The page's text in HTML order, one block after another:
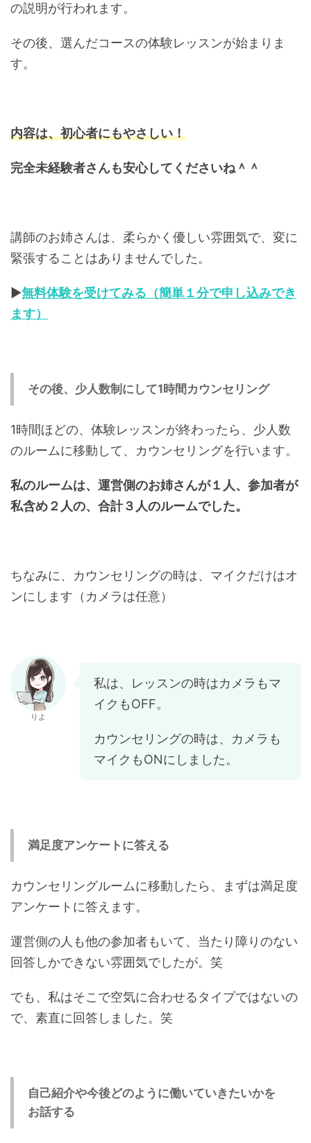
の説明が行われます。
その後、選んだコースの体験レッスンが始まりま
す。
内容は、初心者にもやさしい！
完全未経験者さんも安心してくださいね＾＾
講師のお姉さんは、柔らかく優しい雰囲気で、変に
緊張することはありませんでした。
▶︎無料体験を受けてみる（簡単１分で申し込みでき
ます）
その後、少人数制にして1時間カウンセリング
1時間ほどの、体験レッスンが終わったら、少人数
のルームに移動して、カウンセリングを行います。
私のルームは、運営側のお姉さんが１人、参加者が
私含め２人の、合計３人のルームでした。
ちなみに、カウンセリングの時は、マイクだけはオ
ンにします（カメラは任意）
りよ
私は、レッスンの時はカメラもマ
イクもOFF。
カウンセリングの時は、カメラも
マイクもONにしました。
満足度アンケートに答える
カウンセリングルームに移動したら、まずは満足度
アンケートに答えます。
運営側の人も他の参加者もいて、当たり障りのない
回答しかできない雰囲気でしたが。笑
でも、私はそこで空気に合わせるタイプではないの
で、素直に回答しました。笑
自己紹介や今後どのように働いていきたいかを
お話する